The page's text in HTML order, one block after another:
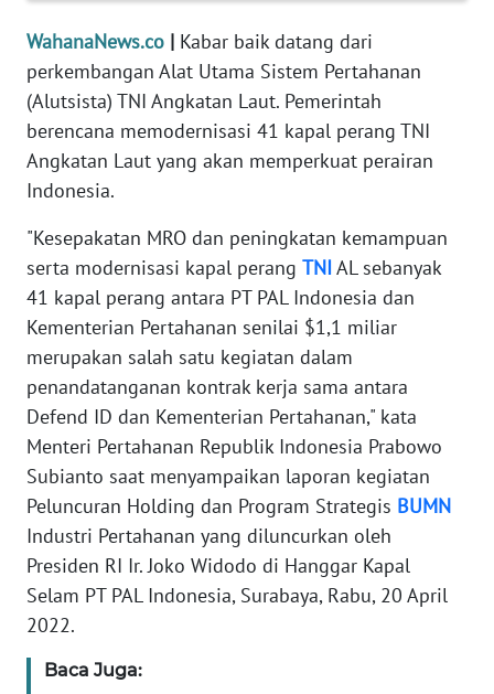
WahanaNews.co | Kabar baik datang dari
perkembangan Alat Utama Sistem Pertahanan
(Alutsista) TNI Angkatan Laut. Pemerintah
berencana memodernisasi 41 kapal perang TNI
Angkatan Laut yang akan memperkuat perairan
Indonesia.
"Kesepakatan MRO dan peningkatan kemampuan
serta modernisasi kapal perang TNIAL sebanyak
41 kapal perang antara PT PAL Indonesia dan
Kementerian Pertahanan senilai $1,1 miliar
merupakan salah satu kegiatan dalam
penandatanganan kontrak kerja sama antara
Defend ID dan Kementerian Pertahanan," kata
Menteri Pertahanan Republik Indonesia Prabowo
Subianto saat menyampaikan laporan kegiatan
Peluncuran Holding dan Program Strategis BUMN
Industri Pertahanan yang diluncurkan oleh
Presiden RI Ir. Joko Widodo di Hanggar Kapal
Selam PT PAL Indonesia, Surabaya, Rabu, 20 April
2022.
Baca Juga:
Informasi
INDEKS
KONTAK
KAMI
INFO
IKLAN
TENTANG
PEDOMAN
MEDIA
SIBER
REDAKSI
KARIR